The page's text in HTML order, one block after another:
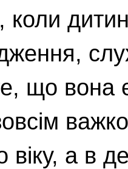
коли
що вона
віку, а в